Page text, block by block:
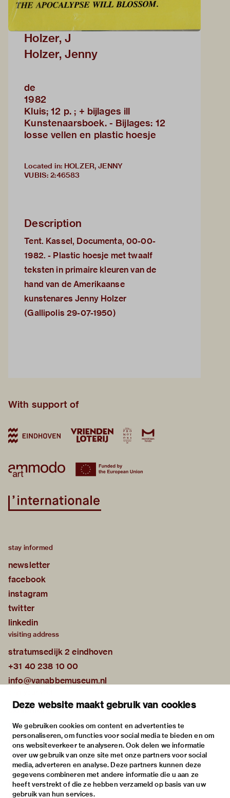
Deze website maakt gebruik van cookies
We gebruiken cookies om content en advertenties te
personaliseren, om functies voor social media te bieden en om
ons websiteverkeer te analyseren. Ook delen we informatie
over uw gebruik van onze site met onze partners voor social
media, adverteren en analyse. Deze partners kunnen deze
gegevens combineren met andere informatie die u aan ze
heeft verstrekt of die ze hebben verzameld op basis van uw
gebruik van hun services.
Holzer, J
Holzer, Jenny
de
1982
Kluis; 12 p. ; + bijlages ill
Kunstenaarsboek. - Bijlages: 12
losse vellen en plastic hoesje
Located in: HOLZER, JENNY
VUBIS: 2:46583
Description
Tent. Kassel, Documenta, 00-00-
1982. - Plastic hoesje met twaalf
teksten in primaire kleuren van de
hand van de Amerikaanse
kunstenares Jenny Holzer
(Gallipolis 29-07-1950)
With support of
stay informed
newsletter
facebook
instagram
twitter
linkedin
visiting address
stratumsedijk 2 eindhoven
+31 40 238 10 00
info@vanabbemuseum.nl
exhibitions
activities
practical information
about
the museum
the collection